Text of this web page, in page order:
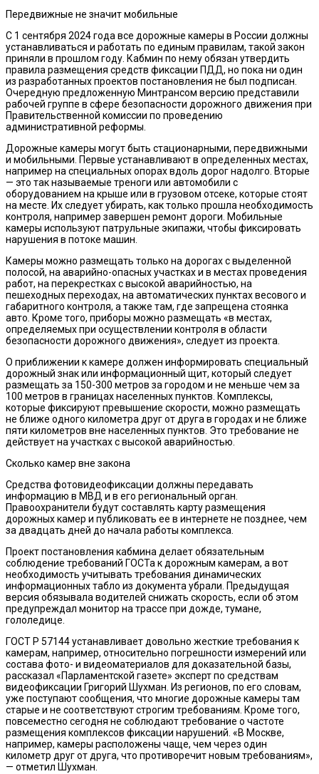
Передвижные не значит мобильные
С 1 сентября 2024 года все дорожные камеры в России должны
устанавливаться и работать по единым правилам, такой закон
приняли в прошлом году. Кабмин по нему обязан утвердить
правила размещения средств фиксации ПДД, но пока ни один
из разработанных проектов постановления не был подписан.
Очередную предложенную Минтрансом версию представили
рабочей группе в сфере безопасности дорожного движения при
Правительственной комиссии по проведению
административной реформы.
Дорожные камеры могут быть стационарными, передвижными
и мобильными. Первые устанавливают в определенных местах,
например на специальных опорах вдоль дорог надолго. Вторые
— это так называемые треноги или автомобили с
оборудованием на крыше или в грузовом отсеке, которые стоят
на месте. Их следует убирать, как только прошла необходимость
контроля, например завершен ремонт дороги. Мобильные
камеры используют патрульные экипажи, чтобы фиксировать
нарушения в потоке машин.
Камеры можно размещать только на дорогах с выделенной
полосой, на аварийно-опасных участках и в местах проведения
работ, на перекрестках с высокой аварийностью, на
пешеходных переходах, на автоматических пунктах весового и
габаритного контроля, а также там, где запрещена стоянка
авто. Кроме того, приборы можно размещать «в местах,
определяемых при осуществлении контроля в области
безопасности дорожного движения», следует из проекта.
О приближении к камере должен информировать специальный
дорожный знак или информационный щит, который следует
размещать за 150-300 метров за городом и не меньше чем за
100 метров в границах населенных пунктов. Комплексы,
которые фиксируют превышение скорости, можно размещать
не ближе одного километра друг от друга в городах и не ближе
пяти километров вне населенных пунктов. Это требование не
действует на участках с высокой аварийностью.
Сколько камер вне закона
Средства фотовидеофиксации должны передавать
информацию в МВД и в его региональный орган.
Правоохранители будут составлять карту размещения
дорожных камер и публиковать ее в интернете не позднее, чем
за двадцать дней до начала работы комплекса.
Проект постановления кабмина делает обязательным
соблюдение требований ГОСТа к дорожным камерам, а вот
необходимость учитывать требования динамических
информационных табло из документа убрали. Предыдущая
версия обязывала водителей снижать скорость, если об этом
предупреждал монитор на трассе при дожде, тумане,
гололедице.
ГОСТ Р 57144 устанавливает довольно жесткие требования к
камерам, например, относительно погрешности измерений или
состава фото- и видеоматериалов для доказательной базы,
рассказал «Парламентской газете» эксперт по средствам
видеофиксации Григорий Шухман. Из регионов, по его словам,
уже поступают сообщения, что многие дорожные камеры там
старые и не соответствуют строгим требованиям. Кроме того,
повсеместно сегодня не соблюдают требование о частоте
размещения комплексов фиксации нарушений. «В Москве,
например, камеры расположены чаще, чем через один
километр друг от друга, что противоречит новым требованиям»,
— отметил Шухман.